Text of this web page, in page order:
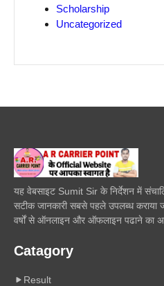
Scholarship
Uncategorized
यह वेबसाइट Sumit Sir के निर्देशन में
सटीक जानकारी सबसे पहले उपलब्ध कराया
वर्षों से ऑनलाइन और ऑफलाइन पढाने का
Catagory
Result